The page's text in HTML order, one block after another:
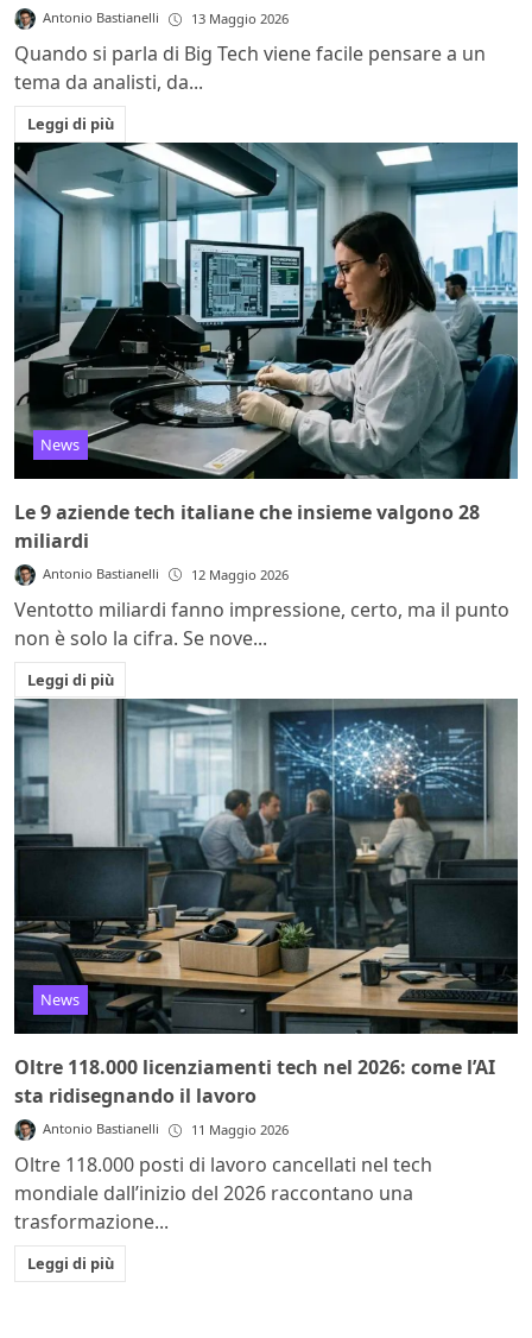
Antonio Bastianelli 13 Maggio 2026
Quando si parla di Big Tech viene facile pensare a un
tema da analisti, da...
Leggi di più
News
Le 9 aziende tech italiane che insieme valgono 28
miliardi
Antonio Bastianelli 12 Maggio 2026
Ventotto miliardi fanno impressione, certo, ma il punto
non è solo la cifra. Se nove...
Leggi di più
News
Oltre 118.000 licenziamenti tech nel 2026: come l’AI
sta ridisegnando il lavoro
Antonio Bastianelli 11 Maggio 2026
Oltre 118.000 posti di lavoro cancellati nel tech
mondiale dall’inizio del 2026 raccontano una
trasformazione...
Leggi di più